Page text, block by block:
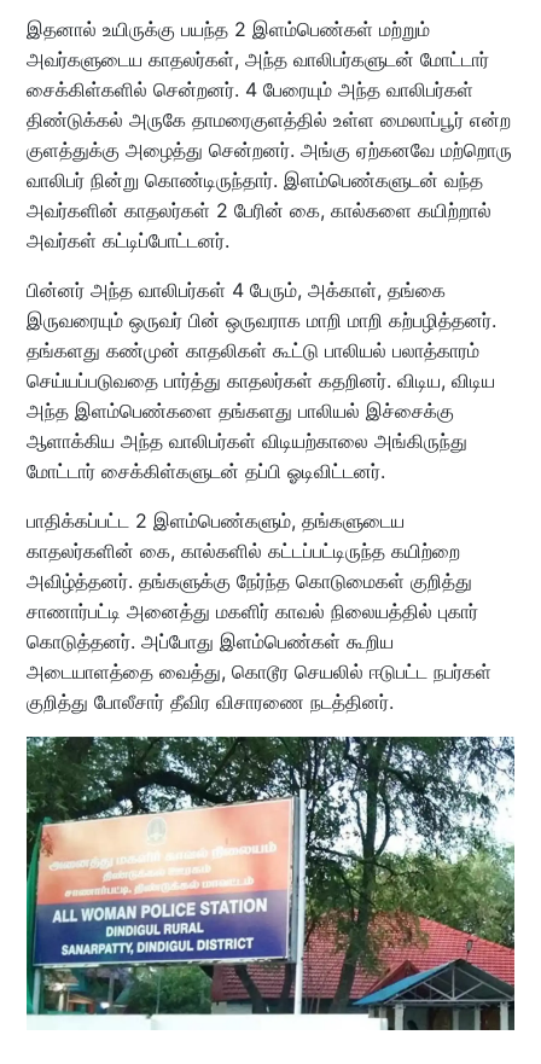
இதனால் உயிருக்கு பயந்த 2 இளம்பெண்கள் மற்றும்
அவர்களுடைய காதலர்கள், அந்த வாலிபர்களுடன் மோட்டார்
சைக்கிள்களில் சென்றனர். 4 பேரையும் அந்த வாலிபர்கள்
திண்டுக்கல் அருகே தாமரைகுளத்தில் உள்ள மைலாப்பூர் என்ற
குளத்துக்கு அழைத்து சென்றனர். அங்கு ஏற்கனவே மற்றொரு
வாலிபர் நின்று கொண்டிருந்தார். இளம்பெண்களுடன் வந்த
அவர்களின் காதலர்கள் 2 பேரின் கை, கால்களை கயிற்றால்
அவர்கள் கட்டிப்போட்டனர்.
பின்னர் அந்த வாலிபர்கள் 4 பேரும், அக்காள், தங்கை
இருவரையும் ஒருவர் பின் ஒருவராக மாறி மாறி கற்பழித்தனர்.
தங்களது கண்முன் காதலிகள் கூட்டு பாலியல் பலாத்காரம்
செய்யப்படுவதை பார்த்து காதலர்கள் கதறினர். விடிய, விடிய
அந்த இளம்பெண்களை தங்களது பாலியல் இச்சைக்கு
ஆளாக்கிய அந்த வாலிபர்கள் விடியற்காலை அங்கிருந்து
மோட்டார் சைக்கிள்களுடன் தப்பி ஓடிவிட்டனர்.
பாதிக்கப்பட்ட 2 இளம்பெண்களும், தங்களுடைய
காதலர்களின் கை, கால்களில் கட்டப்பட்டிருந்த கயிற்றை
அவிழ்த்தனர். தங்களுக்கு நேர்ந்த கொடுமைகள் குறித்து
சாணார்பட்டி அனைத்து மகளிர் காவல் நிலையத்தில் புகார்
கொடுத்தனர். அப்போது இளம்பெண்கள் கூறிய
அடையாளத்தை வைத்து, கொடூர செயலில் ஈடுபட்ட நபர்கள்
குறித்து போலீசார் தீவிர விசாரணை நடத்தினர்.